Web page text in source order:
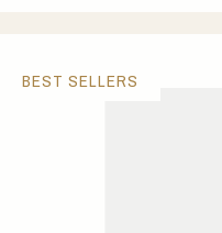
BEST SELLERS